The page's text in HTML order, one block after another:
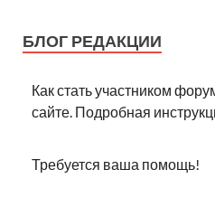
БЛОГ РЕДАКЦИИ
Как стать участником
сайте. Подробная
Требуется ваша помощь!